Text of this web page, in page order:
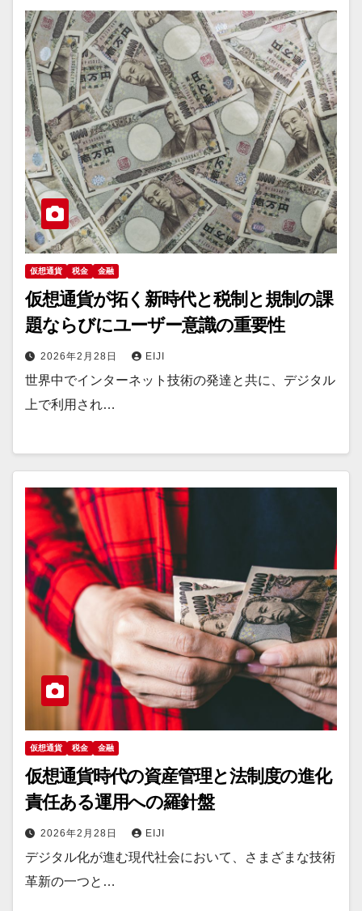
仮想通貨 税金 金融
仮想通貨が拓く新時代と税制と規制の課
題ならびにユーザー意識の重要性
2026年2月28日 EIJI
世界中でインターネット技術の発達と共に、デジタル
上で利用され…
仮想通貨 税金 金融
仮想通貨時代の資産管理と法制度の進化
責任ある運用への羅針盤
2026年2月28日 EIJI
デジタル化が進む現代社会において、さまざまな技術
革新の一つと…